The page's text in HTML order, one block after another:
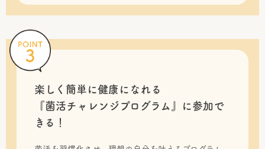
楽しく簡単に健康になれる
『菌活チャレンジプログラム』に 参加で
きる！